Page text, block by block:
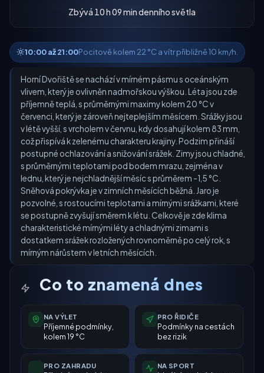
Zbývá 10 h 09 min denního světla
10:00 až 21:00Pocitově kolem 22 °C a vítr přibližně 10 km/h.
Horní Dvořiště se nachází v mírném pásmu s oceánským
vlivem, který je ovlivněn nadmořskou výškou. Léta jsou zde
příjemně teplá, s průměrnými maximy kolem 20 °C v
červenci, který je zároveň nejteplejším měsícem. Srážky jsou
v létě vyšší, s vrcholem v červnu, kdy dosahují kolem 83 mm,
což přispívá k zelenému charakteru krajiny. Podzim přináší
postupné ochlazování a snižování srážek. Zimy jsou chladné,
s průměrnými teplotami pod bodem mrazu, zejména v
lednu, který je nejchladnější měsíc s průměrem -1,5 °C.
Sněhová pokrývka je v zimních měsících běžná. Jaro je
pozvolné, s rostoucími teplotami a mírnými srážkami, které
se postupně zvyšují směrem k létu. Celkově je zde klima
charakteristické mírnými léty a chladnými zimami s
dostatkem srážek rozložených rovnoměrně po celý rok, s
mírným nárůstem v letních měsících.
Co to znamená dnes
NA VÝLET
Příjemné podmínky,
kolem 19 °C
PRO ŘIDIČE
Podmínky na cestách
bez rizik
PRO ZAHRADU NA SPORT